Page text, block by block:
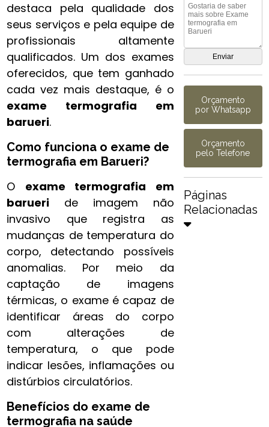
destaca pela qualidade dos
seus serviços e pela equipe de
profissionais altamente
qualificados. Um dos exames
oferecidos, que tem ganhado
cada vez mais destaque, é o
exame termografia​ em
barueri.
Como funciona o exame de
termografia​ em Barueri?
O exame termografia​ em
barueri de imagem não
invasivo que registra as
mudanças de temperatura do
corpo, detectando possíveis
anomalias. Por meio da
captação de imagens
térmicas, o exame é capaz de
identificar áreas do corpo
com alterações de
temperatura, o que pode
indicar lesões, inflamações ou
distúrbios circulatórios.
Benefícios do exame de
termografia na saúde
Orçamento
por Whatsapp
Orçamento
pelo Telefone
Páginas
Relacionadas